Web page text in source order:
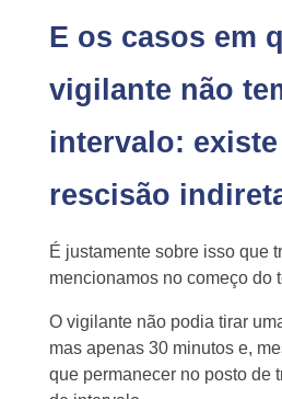
E os casos em
vigilante não
intervalo:
rescisão
É justamente sobre isso que
mencionamos no começo do
O vigilante não podia tirar
mas apenas 30 minutos e,
que permanecer no posto de